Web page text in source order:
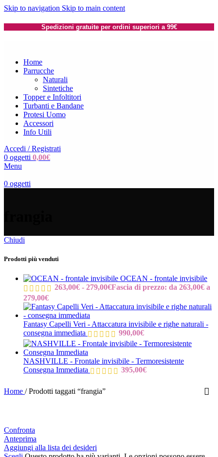
Skip to navigation Skip to main content
Spedizioni gratuite per ordini superiori a 99€
Home
Parrucche
Naturali
Sintetiche
Topper e Infoltitori
Turbanti e Bandane
Protesi Uomo
Accessori
Info Utili
Accedi / Registrati
0 oggetti 0,00€
Menu
0 oggetti
Chiudi
Prodotti più venduti
OCEAN - frontale invisibile
263,00€ - 279,00€Fascia di prezzo: da 263,00€ a
279,00€
Fantasy Capelli Veri - Attaccatura invisibile e righe naturali -
consegna immediata
990,00€
NASHVILLE - Frontale invisibile - Termoresistente
Consegna Immediata
395,00€
Home / Prodotti taggati “frangia”
Confronta
Anteprima
Aggiungi alla lista dei desideri